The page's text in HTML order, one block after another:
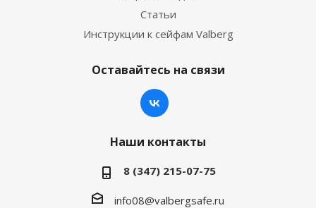
Статьи
Инструкции к сейфам Valberg
Оставайтесь на связи
Наши контакты
8 (347) 215-07-75
info08@valbergsafe.ru